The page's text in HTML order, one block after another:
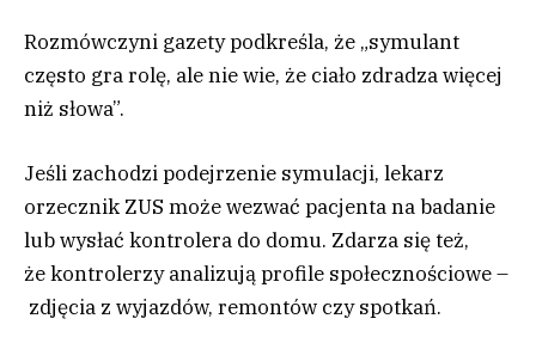
Rozmówczyni gazety podkreśla, że „symulant
często gra rolę, ale nie wie, że ciało zdradza więcej
niż słowa”.
Jeśli zachodzi podejrzenie symulacji, lekarz
orzecznik ZUS może wezwać pacjenta na badanie
lub wysłać kontrolera do domu. Zdarza się też,
że kontrolerzy analizują profile społecznościowe –
zdjęcia z wyjazdów, remontów czy spotkań.